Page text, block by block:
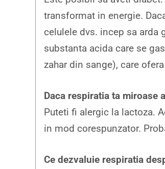
transformat in energie.
celulele dvs. incep sa arda
substanta acida care se
zahar din sange), care
Daca respiratia ta miroase
Puteti fi alergic la lactoza.
in mod corespunzator.
Ce dezvaluie respiratia